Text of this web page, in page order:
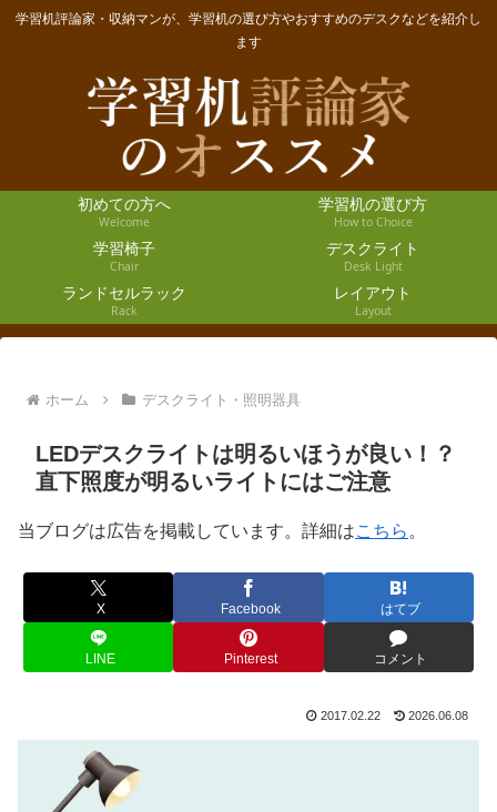
学習机評論家・収納マンが、学習机の選び方やおすすめのデスクなどを紹介し
ます
初めての方へ
Welcome
学習机の選び方
How to Choice
学習椅子
Chair
デスクライト
Desk Light
ランドセルラック
Rack
レイアウト
Layout
ホーム デスクライト・照明器具
LEDデスクライトは明るいほうが良い！？
直下照度が明るいライトにはご注意
当ブログは広告を掲載しています。詳細はこちら 。
X Facebook はてブ
LINE Pinterest コメント
2017.02.22 2026.06.08